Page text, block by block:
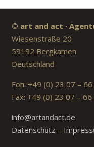
© art and act ·
Wiesenstraße 20
59192 Bergkamen
Deutschland
Fon: +49 (0) 23 07 –
Fax: +49 (0) 23 07 –
info@artandact.de
Datenschutz –